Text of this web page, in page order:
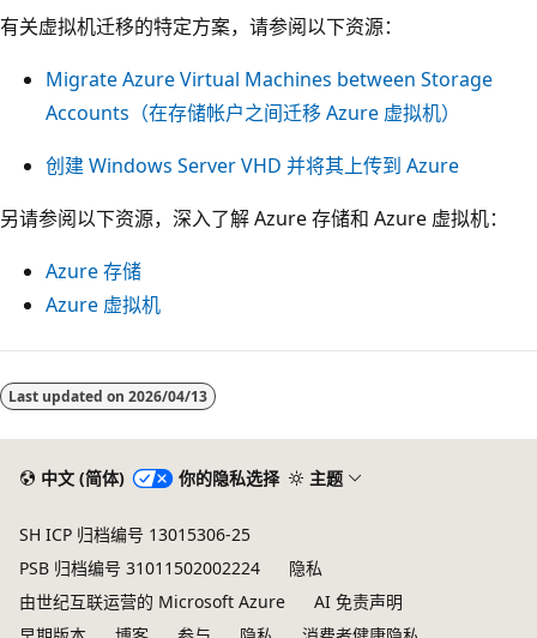
有关虚拟机迁移的特定方案，请参阅以下资源：
Migrate Azure Virtual Machines between Storage
Accounts（在存储帐户之间迁移 Azure 虚拟机）
创建 Windows Server VHD 并将其上传到 Azure
另请参阅以下资源，深入了解 Azure 存储和 Azure 虚拟机：
Azure 存储
Azure 虚拟机
Last updated on 2026/04/13
中文 (简体) 你的隐私选择 主题
SH ICP 归档编号 13015306-25
PSB 归档编号 31011502002224
隐私
由世纪互联运营的 Microsoft Azure
AI 免责声明